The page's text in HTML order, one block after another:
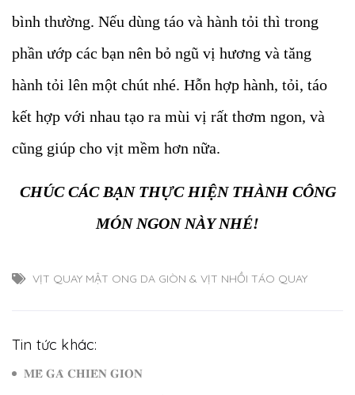
bình thường. Nếu dùng táo và hành tỏi thì trong
phần ướp các bạn nên bỏ ngũ vị hương và tăng
hành tỏi lên một chút nhé. Hỗn hợp hành, tỏi, táo
kết hợp với nhau tạo ra mùi vị rất thơm ngon, và
cũng giúp cho vịt mềm hơn nữa.
CHÚC CÁC BẠN THỰC HIỆN THÀNH CÔNG
MÓN NGON NÀY NHÉ!
VỊT QUAY MẬT ONG DA GIÒN & VỊT NHỒI TÁO QUAY
Tin tức khác:
𝐌𝐄̂̀ 𝐆𝐀̀ 𝐂𝐇𝐈𝐄̂𝐍 𝐆𝐈𝐎̀𝐍